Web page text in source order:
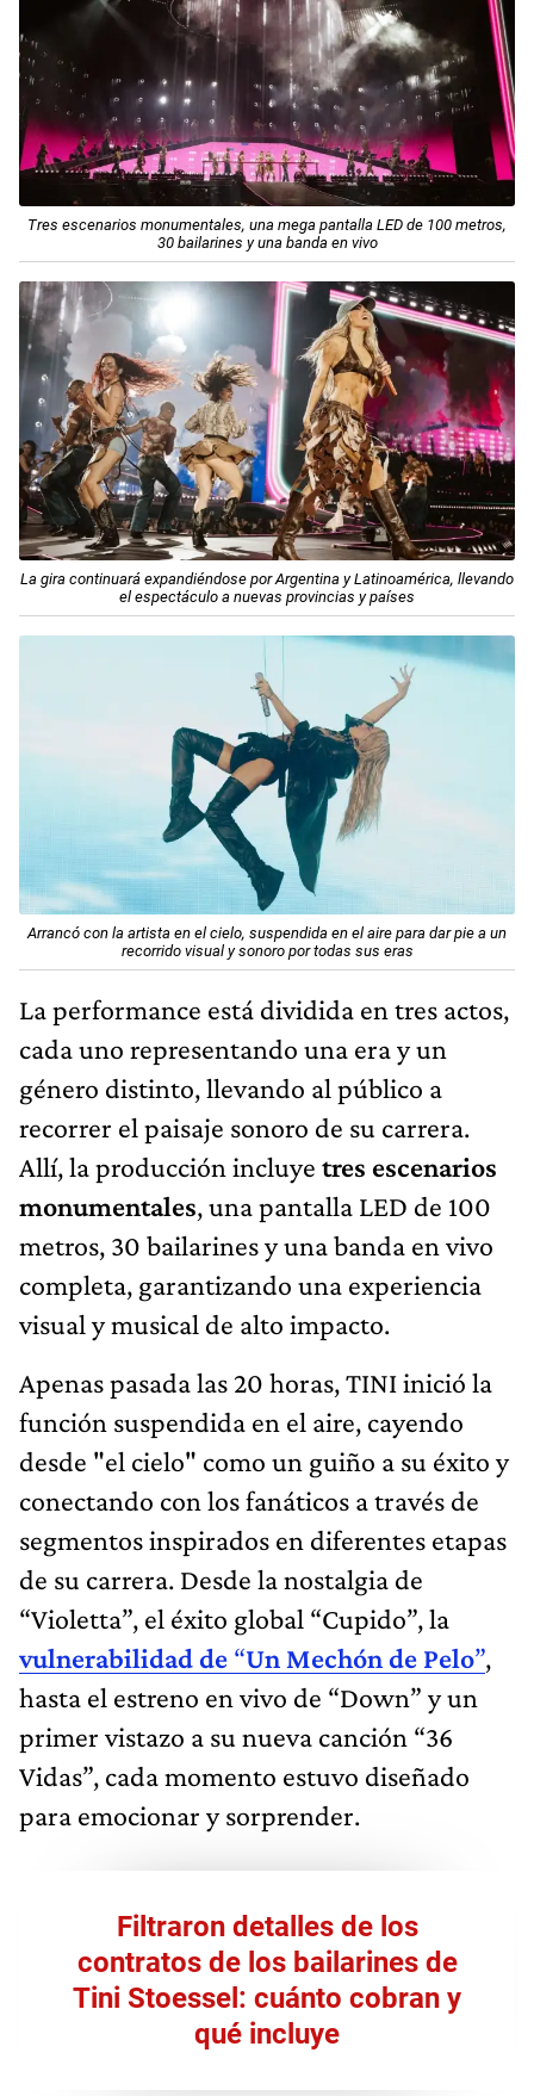
Tres escenarios monumentales, una mega pantalla LED de 100 metros,
30 bailarines y una banda en vivo
La gira continuará expandiéndose por Argentina y Latinoamérica, llevando
el espectáculo a nuevas provincias y países
Arrancó con la artista en el cielo, suspendida en el aire para dar pie a un
recorrido visual y sonoro por todas sus eras
La performance está dividida en tres actos,
cada uno representando una era y un
género distinto, llevando al público a
recorrer el paisaje sonoro de su carrera.
Allí, la producción incluye tres escenarios
monumentales, una pantalla LED de 100
metros, 30 bailarines y una banda en vivo
completa, garantizando una experiencia
visual y musical de alto impacto.
Apenas pasada las 20 horas, TINI inició la
función suspendida en el aire, cayendo
desde "el cielo" como un guiño a su éxito y
conectando con los fanáticos a través de
segmentos inspirados en diferentes etapas
de su carrera. Desde la nostalgia de
“Violetta”, el éxito global “Cupido”, la
vulnerabilidad de “Un Mechón de Pelo”,
hasta el estreno en vivo de “Down” y un
primer vistazo a su nueva canción “36
Vidas”, cada momento estuvo diseñado
para emocionar y sorprender.
Filtraron detalles de los
contratos de los bailarines de
Tini Stoessel: cuánto cobran y
qué incluye